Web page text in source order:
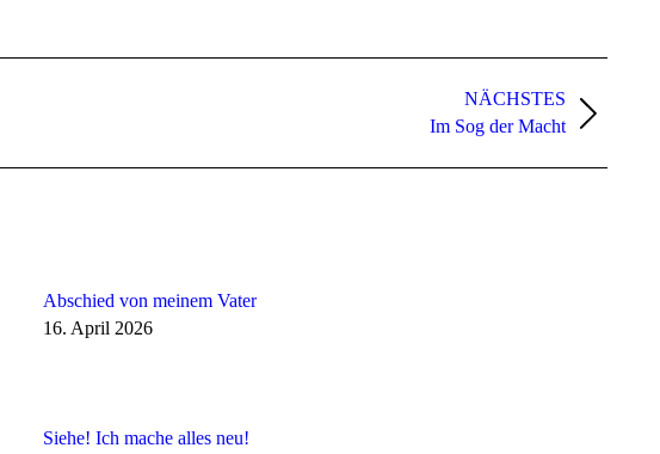
NÄCHSTES
Im Sog der Macht
Abschied von meinem Vater
16. April 2026
Siehe! Ich mache alles neu!